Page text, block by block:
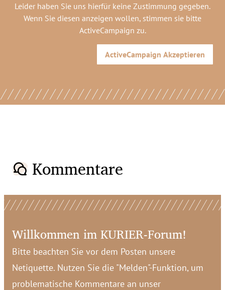
Leider haben Sie uns hierfür keine Zustimmung gegeben.
Wenn Sie diesen anzeigen wollen, stimmen sie bitte
ActiveCampaign zu.
ActiveCampaign Akzeptieren
Kommentare